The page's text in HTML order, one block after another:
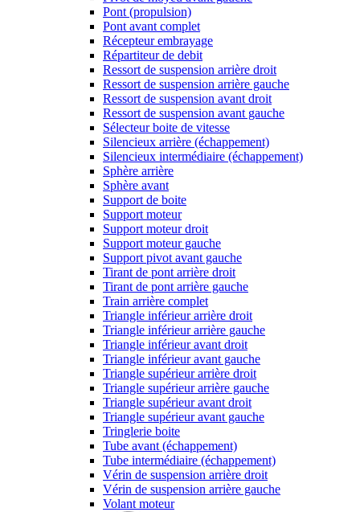
Pont (propulsion)
Pont avant complet
Récepteur embrayage
Répartiteur de debit
Ressort de suspension arrière droit
Ressort de suspension arrière gauche
Ressort de suspension avant droit
Ressort de suspension avant gauche
Sélecteur boite de vitesse
Silencieux arrière (échappement)
Silencieux intermédiaire (échappement)
Sphère arrière
Sphère avant
Support de boite
Support moteur
Support moteur droit
Support moteur gauche
Support pivot avant gauche
Tirant de pont arrière droit
Tirant de pont arrière gauche
Train arrière complet
Triangle inférieur arrière droit
Triangle inférieur arrière gauche
Triangle inférieur avant droit
Triangle inférieur avant gauche
Triangle supérieur arrière droit
Triangle supérieur arrière gauche
Triangle supérieur avant droit
Triangle supérieur avant gauche
Tringlerie boite
Tube avant (échappement)
Tube intermédiaire (échappement)
Vérin de suspension arrière droit
Vérin de suspension arrière gauche
Volant moteur